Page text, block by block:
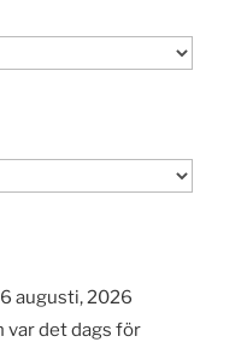
6 augusti, 2026
var det dags för